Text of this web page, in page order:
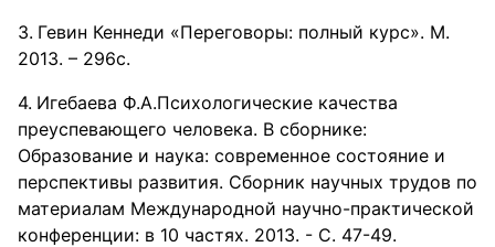
Гевин Кеннеди «Переговоры: полный курс». М.
2013. – 296с.
Игебаева Ф.А.Психологические качества
преуспевающего человека. В сборнике:
Образование и наука: современное состояние и
перспективы развития. Сборник научных трудов по
материалам Международной научно-практической
конференции: в 10 частях. 2013. - С. 47-49.